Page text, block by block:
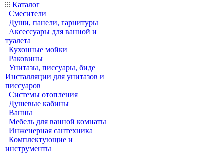
Каталог
Смесители
Души, панели, гарнитуры
Аксессуары для ванной и
туалета
Кухонные мойки
Раковины
Унитазы, писсуары, биде
Инсталляции для унитазов и
писсуаров
Системы отопления
Душевые кабины
Ванны
Мебель для ванной комнаты
Инженерная сантехника
Комплектующие и
инструменты